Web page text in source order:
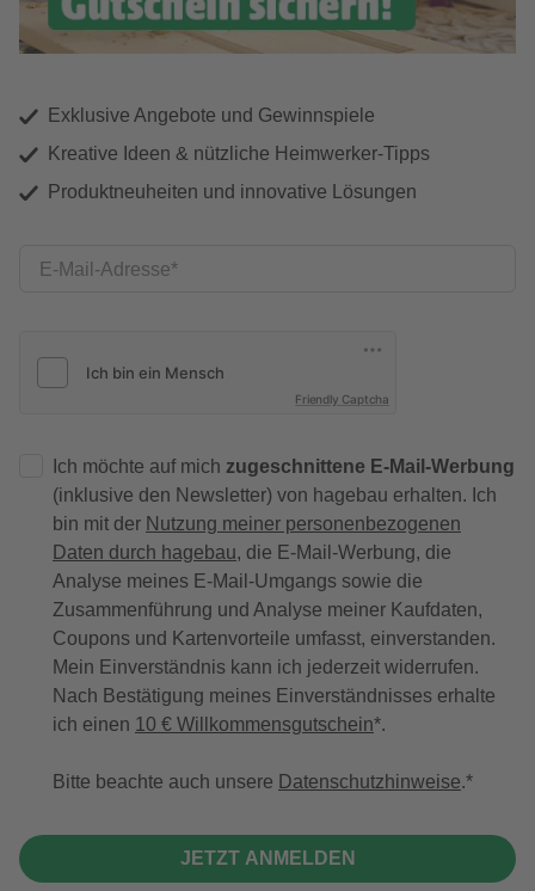
Exklusive Angebote und Gewinnspiele
Kreative Ideen & nützliche Heimwerker-Tipps
Produktneuheiten und innovative Lösungen
E-Mail-Adresse
Friendly Captcha
Ich möchte auf mich zugeschnittene E-Mail-Werbung
(inklusive den Newsletter) von hagebau erhalten. Ich
bin mit der Nutzung meiner personenbezogenen
Daten durch hagebau, die E-Mail-Werbung, die
Analyse meines E-Mail-Umgangs sowie die
Zusammenführung und Analyse meiner Kaufdaten,
Coupons und Kartenvorteile umfasst, einverstanden.
Mein Einverständnis kann ich jederzeit widerrufen.
Nach Bestätigung meines Einverständnisses erhalte
ich einen 10 € Willkommensgutschein*.
Bitte beachte auch unsere Datenschutzhinweise.
JETZT ANMELDEN